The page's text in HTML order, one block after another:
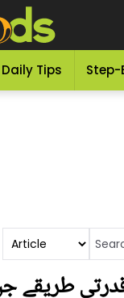
Daily Tips Step-
تیزی سے بال